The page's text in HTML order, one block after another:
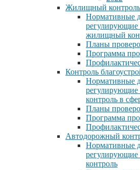
Жилищный контроль
Нормативные
жилищный
Планы
Программа
Контроль
Нормативные
контроль в
Планы
Программа
Автодорожный
Нормативные
контроль